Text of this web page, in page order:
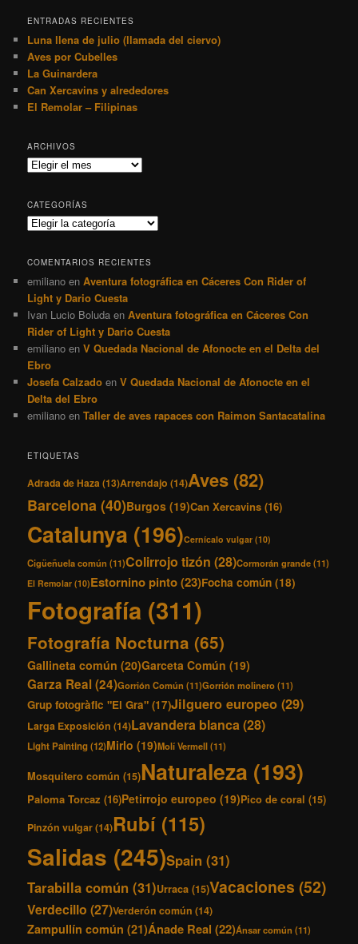
ENTRADAS RECIENTES
Luna llena de julio (llamada del ciervo)
Aves por Cubelles
La Guinardera
Can Xercavins y alrededores
El Remolar – Filipinas
ARCHIVOS
Archivos
CATEGORÍAS
Categorías
COMENTARIOS RECIENTES
emiliano enAventura fotográfica en Cáceres Con Rider of
Light y Dario Cuesta
Ivan Lucio Boluda enAventura fotográfica en Cáceres Con
Rider of Light y Dario Cuesta
emiliano enV Quedada Nacional de Afonocte en el Delta del
Ebro
Josefa Calzado enV Quedada Nacional de Afonocte en el
Delta del Ebro
emiliano enTaller de aves rapaces con Raimon Santacatalina
ETIQUETAS
Adrada de Haza (13)Arrendajo (14)Aves (82)
Barcelona(40)Burgos (19)Can Xercavins (16)
Catalunya (196)Cernícalo vulgar (10)
Cigüeñuela común (11)Colirrojo tizón (28)Cormorán grande(11)
El Remolar (10)Estornino pinto(23)Focha común (18)
Fotografía (311)
Fotografía Nocturna (65)
Gallineta común (20)Garceta Común (19)
Garza Real(24)Gorrión Común (11)Gorrión molinero(11)
Grup fotogràfic "El Gra" (17)Jilguero europeo (29)
Larga Exposición (14)Lavandera blanca(28)
Light Painting(12)Mirlo (19)Molí Vermell(11)
Mosquitero común (15)Naturaleza (193)
Paloma Torcaz (16)Petirrojo europeo (19)Pico de coral (15)
Pinzón vulgar(14)Rubí (115)
Salidas (245)Spain (31)
Tarabilla común (31)Urraca (15)Vacaciones (52)
Verdecillo (27)Verderón común (14)
Zampullín común (21)Ánade Real (22)Ánsar común (11)